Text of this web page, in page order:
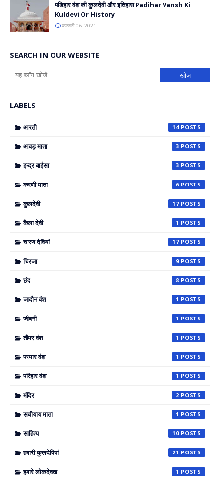
पडिहार वंश की कुलदेवी और इतिहास Padihar Vansh Ki
Kuldevi Or History
फ़रवरी 06, 2021
SEARCH IN OUR WEBSITE
LABELS
आरती 14
आवड़ माता 3
इन्द्र बाईसा 3
करणी माता 6
कुलदेवी 17
कैला देवी 1
चारण देवियां 17
चिरजा 9
छंद 8
जादौन वंश 1
जीवनी 1
तौमर वंश 1
परमार वंश 1
परिहार वंश 1
मंदिर 2
सचीयाय माता 1
साहित्य 10
हमारी कुलदेवियां 21
हमारे लोकदेवता 1